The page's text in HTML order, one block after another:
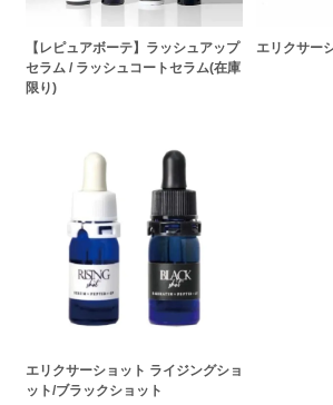
【レピュアボーテ】ラッシュアップ
セラム / ラッシュコートセラム(在庫
限り)
エリクサー
エリクサーショット ライジングショ
ット/ブラックショット